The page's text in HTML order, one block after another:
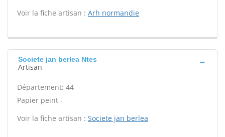
Voir la fiche artisan : Arh normandie
Societe jan berlea Ntes
Artisan
Département: 44
Papier peint -
Voir la fiche artisan : Societe jan berlea